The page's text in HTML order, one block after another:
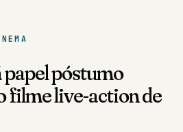
póstumo
filme live-action de